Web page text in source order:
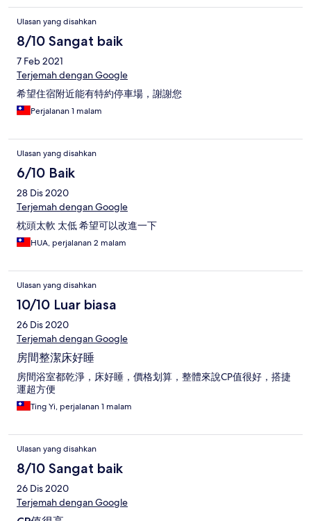
Ulasan yang disahkan
8/10 Sangat baik
7 Feb 2021
Terjemah dengan Google
希望住宿附近能有特約停車場，謝謝您
Perjalanan 1 malam
Ulasan yang disahkan
6/10 Baik
28 Dis 2020
Terjemah dengan Google
枕頭太軟 太低 希望可以改進一下
HUA, perjalanan 2 malam
Ulasan yang disahkan
10/10 Luar biasa
26 Dis 2020
Terjemah dengan Google
房間整潔床好睡
房間浴室都乾淨，床好睡，價格划算，整體來說CP值很好，搭捷
運超方便
Ting Yi, perjalanan 1 malam
Ulasan yang disahkan
8/10 Sangat baik
26 Dis 2020
Terjemah dengan Google